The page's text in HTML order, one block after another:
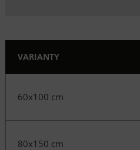
VARIANTY
60x100 cm
80x150 cm